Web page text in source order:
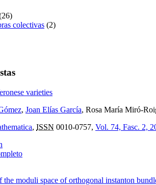
colectivas (2)
varieties
, Joan Elías García, Rosa María Miró-
, ISSN 0010-0757, Vol. 74, Fasc. 2,
moduli space of orthogonal instanton